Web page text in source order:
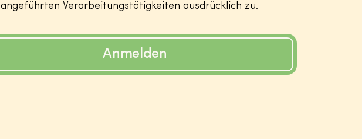
angeführten Verarbeitungstätigkeiten ausdrücklich zu.
Anmelden